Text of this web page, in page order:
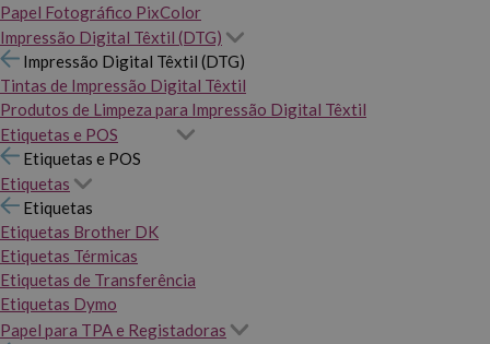
Papel Fotográfico PixColor
Impressão Digital Têxtil (DTG)
Impressão Digital Têxtil (DTG)
Tintas de Impressão Digital Têxtil
Produtos de Limpeza para Impressão Digital Têxtil
Etiquetas e POS
Etiquetas e POS
Etiquetas
Etiquetas
Etiquetas Brother DK
Etiquetas Térmicas
Etiquetas de Transferência
Etiquetas Dymo
Papel para TPA e Registadoras